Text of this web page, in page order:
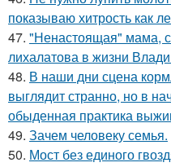
показываю хитрость как
47. "Ненастоящая" мама,
лихалатова в жизни
48. В наши дни сцена
выглядит странно, но в
обыденная практика
49. Зачем человеку семья.
50. Мост без единого